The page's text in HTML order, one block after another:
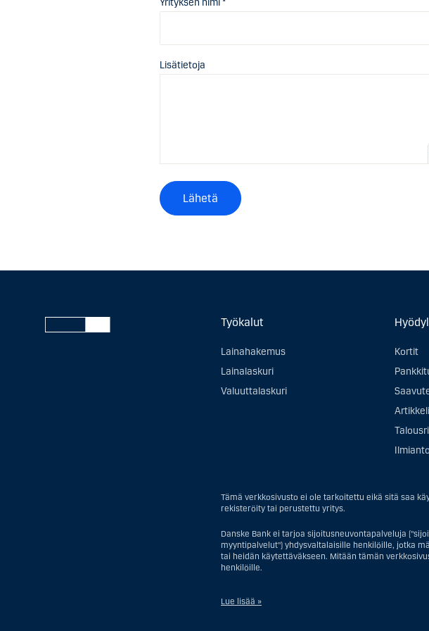
Lisätietoja
Lähetä
Työkalut
Lainahakemus
Lainalaskuri
Valuuttalaskuri
Kortit
Tämä verkkosivusto ei ole tarkoitettu eikä sitä saa
rekisteröity tai perustettu yritys.
Danske Bank ei tarjoa sijoitusneuvontapalveluja
myyntipalvelut") yhdysvaltalaisille henkilöille, jotka
tai heidän käytettäväkseen. Mitään tämän
henkilöille.
Lue lisää »